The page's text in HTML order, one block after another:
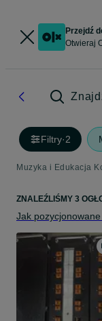
Przejdź
Otwieraj
Filtry·2
Muzyka i Edukacja
ZNALEŹLIŚMY 3
Jak